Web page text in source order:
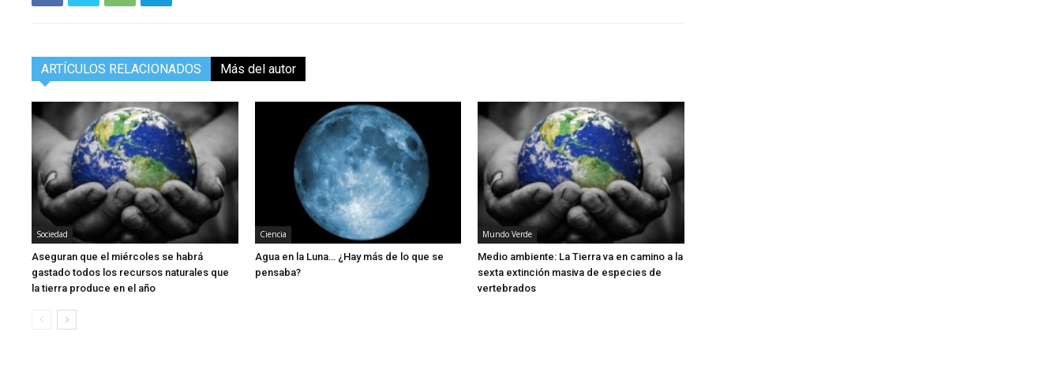
ARTÍCULOS RELACIONADOS Más del autor
Sociedad
Aseguran que el miércoles se habrá
gastado todos los recursos naturales que
la tierra produce en el año
Ciencia
Agua en la Luna… ¿Hay más de lo que se
pensaba?
Mundo Verde
Medio ambiente: La Tierra va en camino a la
sexta extinción masiva de especies de
vertebrados